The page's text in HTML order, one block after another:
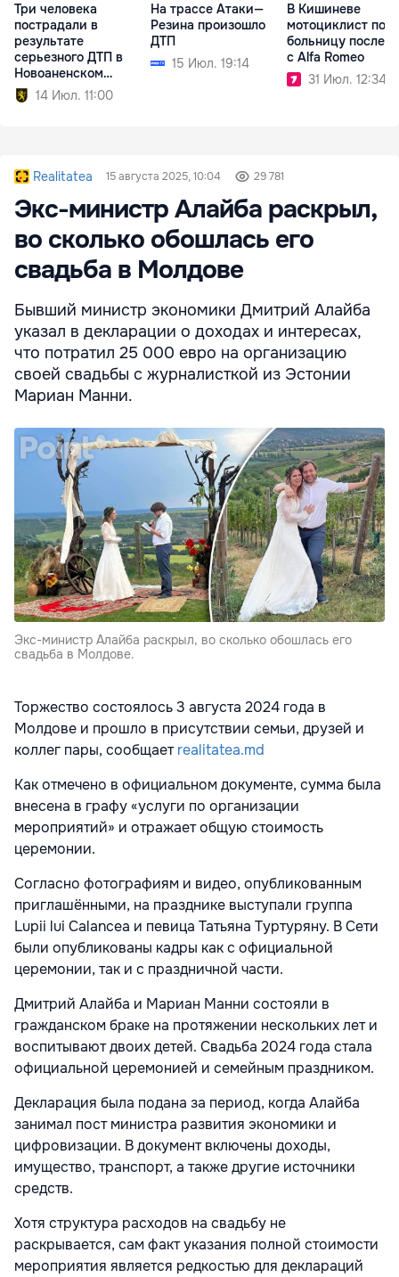
Три человека
пострадали в
результате
серьезного ДТП в
Новоаненском
районе14 Июл. 11:00
На трассе Атаки—
Резина произошло
ДТП
15 Июл. 19:14
В Кишиневе
мотоциклист
больницу после
с Alfa Romeo
31 Июл. 12:34
Realitatea 15 августа 2025, 10:04 29 781
Экс-министр Алайба раскрыл,
во сколько обошлась его
свадьба в Молдове
Бывший министр экономики Дмитрий Алайба
указал в декларации о доходах и интересах,
что потратил 25 000 евро на организацию
своей свадьбы с журналисткой из Эстонии
Мариан Манни.
Экс-министр Алайба раскрыл, во сколько обошлась его
свадьба в Молдове.
Торжество состоялось 3 августа 2024 года в
Молдове и прошло в присутствии семьи, друзей и
коллег пары, сообщаетrealitatea.md
Как отмечено в официальном документе, сумма была
внесена в графу «услуги по организации
мероприятий» и отражает общую стоимость
церемонии.
Согласно фотографиям и видео, опубликованным
приглашёнными, на празднике выступали группа
Lupii lui Calancea и певица Татьяна Туртуряну. В Сети
были опубликованы кадры как с официальной
церемонии, так и с праздничной части.
Дмитрий Алайба и Мариан Манни состояли в
гражданском браке на протяжении нескольких лет и
воспитывают двоих детей. Свадьба 2024 года стала
официальной церемонией и семейным праздником.
Декларация была подана за период, когда Алайба
занимал пост министра развития экономики и
цифровизации. В документ включены доходы,
имущество, транспорт, а также другие источники
средств.
Хотя структура расходов на свадьбу не
раскрывается, сам факт указания полной стоимости
мероприятия является редкостью для деклараций